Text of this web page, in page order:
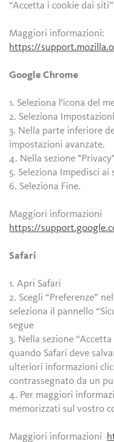
“Accetta i cookie dai
Maggiori informazioni:
https://
Google Chrome
1. Seleziona l'icona del
2. Seleziona
3. Nella parte inferiore
impostazioni avanzate.
4. Nella sezione
5. Seleziona Impedisci
6. Seleziona Fine.
Maggiori informazioni
https://
Safari
1. Apri Safari
2. Scegli “Preferenze”
seleziona il pannello
segue
3. Nella sezione
quando Safari deve
ulteriori informazioni
contrassegnato da un
4. Per maggiori
memorizzati sul vostro
Maggiori informazioni